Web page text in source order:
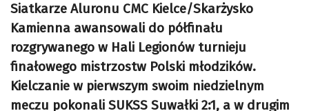
Siatkarze Aluronu CMC Kielce/Skarżysko
Kamienna awansowali do półfinału
rozgrywanego w Hali Legionów turnieju
finałowego mistrzostw Polski młodzików.
Kielczanie w pierwszym swoim niedzielnym
meczu pokonali SUKSS Suwałki 2:1, a w drugim